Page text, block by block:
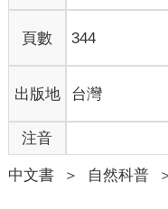
輝寶，希望牠們好好照顧
寶姐姐看到盛開的油菜花
今後，我也會年復一年地
寶、輝寶下班回室內空間
我聽到微風拂過竹葉的沙
食，轉頭看著我的愛寶。
「沒事了」，又再次安心
頁數 344
出版地 台灣
注音
中文書 ＞ 自然科普